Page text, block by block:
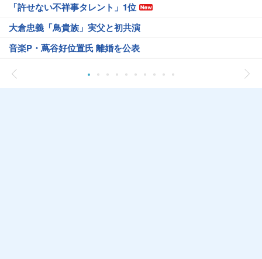
「許せない不祥事タレント」1位
大倉忠義「鳥貴族」実父と初共演
音楽P・蔦谷好位置氏 離婚を公表